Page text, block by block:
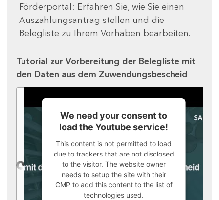
Förderportal: Erfahren Sie, wie Sie einen
Auszahlungsantrag stellen und die
Belegliste zu Ihrem Vorhaben bearbeiten.
Tutorial zur Vorbereitung der Belegliste mit
den Daten aus dem Zuwendungsbescheid
We need your consent to
load the Youtube service!
This content is not permitted to load
due to trackers that are not disclosed
to the visitor. The website owner
needs to setup the site with their
CMP to add this content to the list of
technologies used.